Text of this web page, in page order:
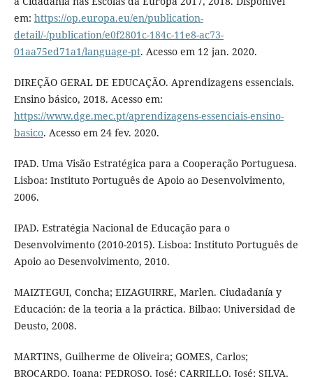
em: https://op.europa.eu/en/publication-
detail/-/publication/e0f2801c-184c-11e8-ac73-
01aa75ed71a1/language-pt. Acesso em 12 jan. 2020.
DIREÇÃO GERAL DE EDUCAÇÃO. Aprendizagens essenciais.
Ensino básico, 2018. Acesso em:
https://www.dge.mec.pt/aprendizagens-essenciais-ensino-
basico. Acesso em 24 fev. 2020.
IPAD. Uma Visão Estratégica para a Cooperação Portuguesa.
Lisboa: Instituto Português de Apoio ao Desenvolvimento,
2006.
IPAD. Estratégia Nacional de Educação para o
Desenvolvimento (2010-2015). Lisboa: Instituto Português de
Apoio ao Desenvolvimento, 2010.
MAIZTEGUI, Concha; EIZAGUIRRE, Marlen. Ciudadanía y
Educación: de la teoria a la práctica. Bilbao: Universidad de
Deusto, 2008.
MARTINS, Guilherme de Oliveira; GOMES, Carlos;
BROCARDO, Joana; PEDROSO, José; CARRILLO, José; SILVA,